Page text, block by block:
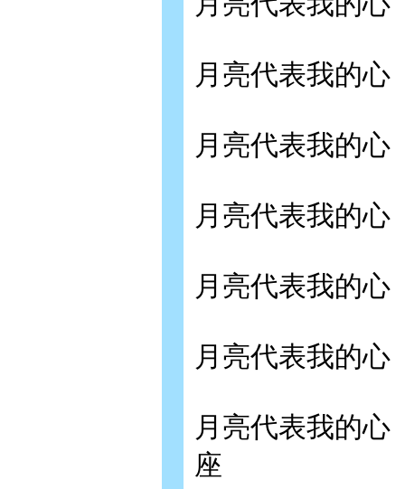
月亮代表我的心
月亮代表我的心
月亮代表我的心
月亮代表我的心
月亮代表我的心
月亮代表我的心
座